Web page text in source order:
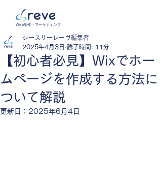
Web制作・マーケティング
【初心者必見】Wixでホー
ムページを作成する方法に
ついて解説
シースリーレーヴ編集者
2025年4月3日 読了時間: 11分
更新日： 2025年6月4日